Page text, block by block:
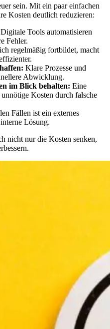
sein. Mit ein paar einfachen
Kosten deutlich reduzieren:
Digitale Tools automatisieren
Fehler.
regelmäßig fortbildet, macht
Klare Prozesse und
Abwicklung.
im Blick behalten: Eine
Kosten durch falsche
Fällen ist ein externes
Lösung.
nicht nur die Kosten senken,